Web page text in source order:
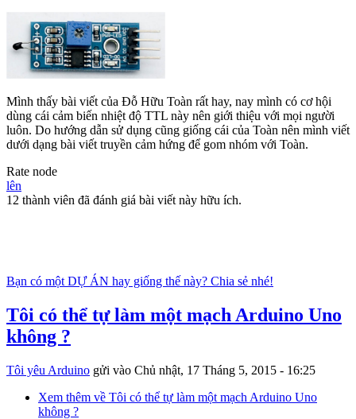
Mình thấy bài viết của Đỗ Hữu Toàn rất hay, nay mình có cơ hội
dùng cái cảm biến nhiệt độ TTL này nên giới thiệu với mọi người
luôn. Do hướng dẫn sử dụng cũng giống cái của Toàn nên mình viết
dưới dạng bài viết truyền cảm hứng để gom nhóm với Toàn.
Rate node
lên
12 thành viên đã đánh giá bài viết này hữu ích.
Bạn có một DỰ ÁN hay giống thế này? Chia sẻ nhé!
Tôi có thể tự làm một mạch Arduino Uno
không ?
Tôi yêu Arduino gửi vào Chủ nhật, 17 Tháng 5, 2015 - 16:25
Xem thêm về Tôi có thể tự làm một mạch Arduino Uno
không ?